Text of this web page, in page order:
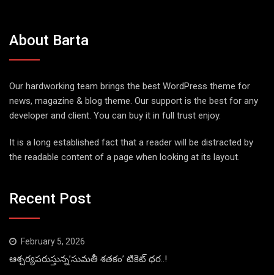
About Barta
Our hardworking team brings the best WordPress theme for
news, magazine & blog theme. Our support is the best for any
developer and client. You can buy it in full trust enjoy.
It is a long established fact that a reader will be distracted by
the readable content of a page when looking at its layout.
Recent Post
February 5, 2026
ఆశ్చర్యపరుస్తున్న’సుమతీ శతకం’ టికెట్ ధర..!